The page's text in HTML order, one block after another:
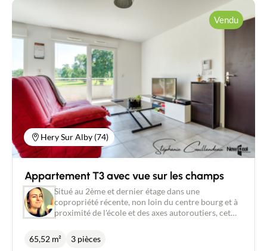
Contacter un conseiller
Estimer/Vendre
Acheter
Recrutement
Actualités
Guides
Contact
Hery Sur Alby (74)
Vendu
Appartement T3 avec vue sur les champs
Situé au 2ème et dernier étage dans une
copropriété récente, non loin du centre bourg et à
proximité de l'école et des axes autoroutiers, cet
calme et d'une magnifique vue sur les champs.
D'une superficie d'environ 66 m² et en parfait état,
65,52 m² 3 pièces